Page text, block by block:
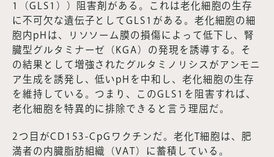
1（GLS1））阻害剤がある。これは老化細胞の生存
に不可欠な遺伝子としてGLS1がある。老化細胞の細
胞内pHは、リソソーム膜の損傷によって低下し、腎
臓型グルタミナーゼ（KGA）の発現を誘導する。そ
の結果として増強されたグルタミノリシスがアンモニ
ア生成を誘発し、低いpHを中和し、老化細胞の生存
を維持している。つまり、このGLS1を阻害すれば、
老化細胞を特異的に排除できると言う理屈だ。
2つ目がCD153-CpGワクチンだ。老化T細胞は、肥
満者の内臓脂肪組織（VAT）に蓄積している。